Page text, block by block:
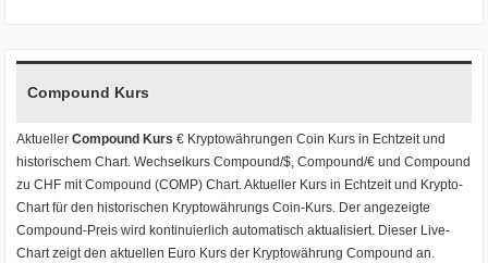
Compound Kurs
Aktueller Compound Kurs € Kryptowährungen Coin Kurs in Echtzeit und
historischem Chart. Wechselkurs Compound/$, Compound/€ und Compound
zu CHF mitCompound (COMP) Chart. Aktueller Kurs in Echtzeit und Krypto-
Chart für den historischen Kryptowährungs Coin-Kurs. Der angezeigte
Compound-Preis wird kontinuierlich automatisch aktualisiert. Dieser Live-
Chart zeigt den aktuellen Euro Kurs der Kryptowährung Compound an.